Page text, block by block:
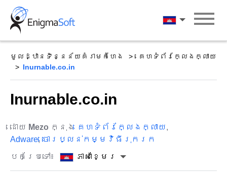
Skip
content
ភាសាខ្មែរ
មូលដ្ឋានទិន្នន័យគំរាមកំហែង
គេហទំព័រក្លែងក្លាយ
Inurnable.co.in
Inurnable.co.in
ដោយ Mezo ក្នុង គេហទំព័រក្លែងក្លាយ,
Adware, ចោរប្លន់កម្មវិធីរុករក
បកប្រែទៅ៖
ភាសាខ្មែរ